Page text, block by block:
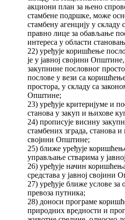
акциони план за њено
стамбене подршке, може
стамбену агенцију у складу
правно лице за обављање
интереса у области
22) уређује коришћење
је у јавној својини
закупнине пословног
послове у вези са
простора, у складу са
Општине;
23) уређује критеријуме и
станова у закуп и њихове
24) прописује висину
стамбених зграда, станова и
својини Општине;
25) ближе уређује
управљање стварима у
26) уређује начин
средстава у јавној својини
27) уређује ближе услове за
превоза путника;
28) доноси програме
природних вредности и